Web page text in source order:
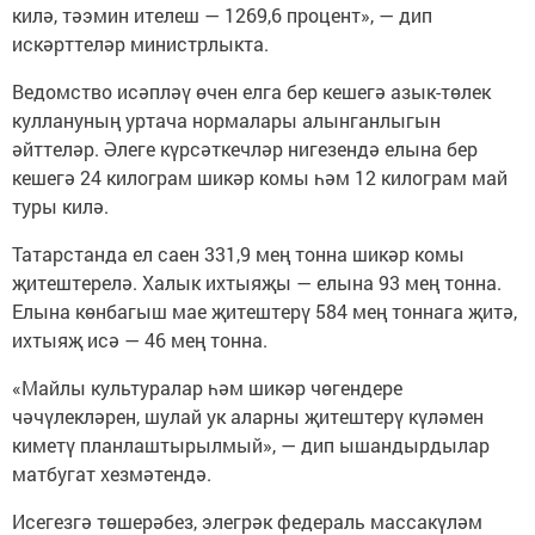
килә, тәэмин ителеш — 1269,6 процент», — дип
искәрттеләр министрлыкта.
Ведомство исәпләү өчен елга бер кешегә азык-төлек
куллануның уртача нормалары алынганлыгын
әйттеләр. Әлеге күрсәткечләр нигезендә елына бер
кешегә 24 килограм шикәр комы һәм 12 килограм май
туры килә.
Татарстанда ел саен 331,9 мең тонна шикәр комы
җитештерелә. Халык ихтыяҗы — елына 93 мең тонна.
Елына көнбагыш мае җитештерү 584 мең тоннага җитә,
ихтыяҗ исә — 46 мең тонна.
«Майлы культуралар һәм шикәр чөгендере
чәчүлекләрен, шулай ук аларны җитештерү күләмен
киметү планлаштырылмый», — дип ышандырдылар
матбугат хезмәтендә.
Исегезгә төшерәбез, элегрәк федераль массакүләм